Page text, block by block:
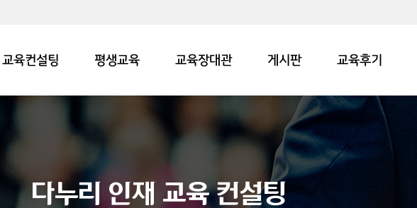
교육컨설팅 평생교육 교육장대관 게시판 교육후기
다누리 인재 교육 컨설팅